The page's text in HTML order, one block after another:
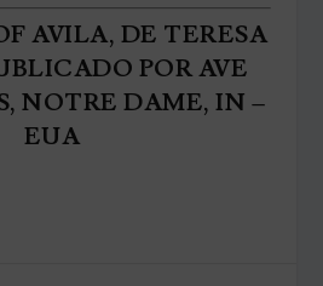
AVILA, DE TERESA
POR AVE
NOTRE DAME, IN –
EUA